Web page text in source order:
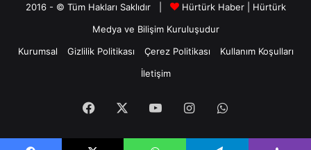
2016 - © Tüm Hakları Saklıdır | Hürtürk Haber
Hürtürk
Medya ve BilişimKuruluşudur
Kurumsal
Gizlilik Politikası Çerez Politikası
Kullanım Koşulları
İletişim
Facebook YouTubeInstagramWhatsApp